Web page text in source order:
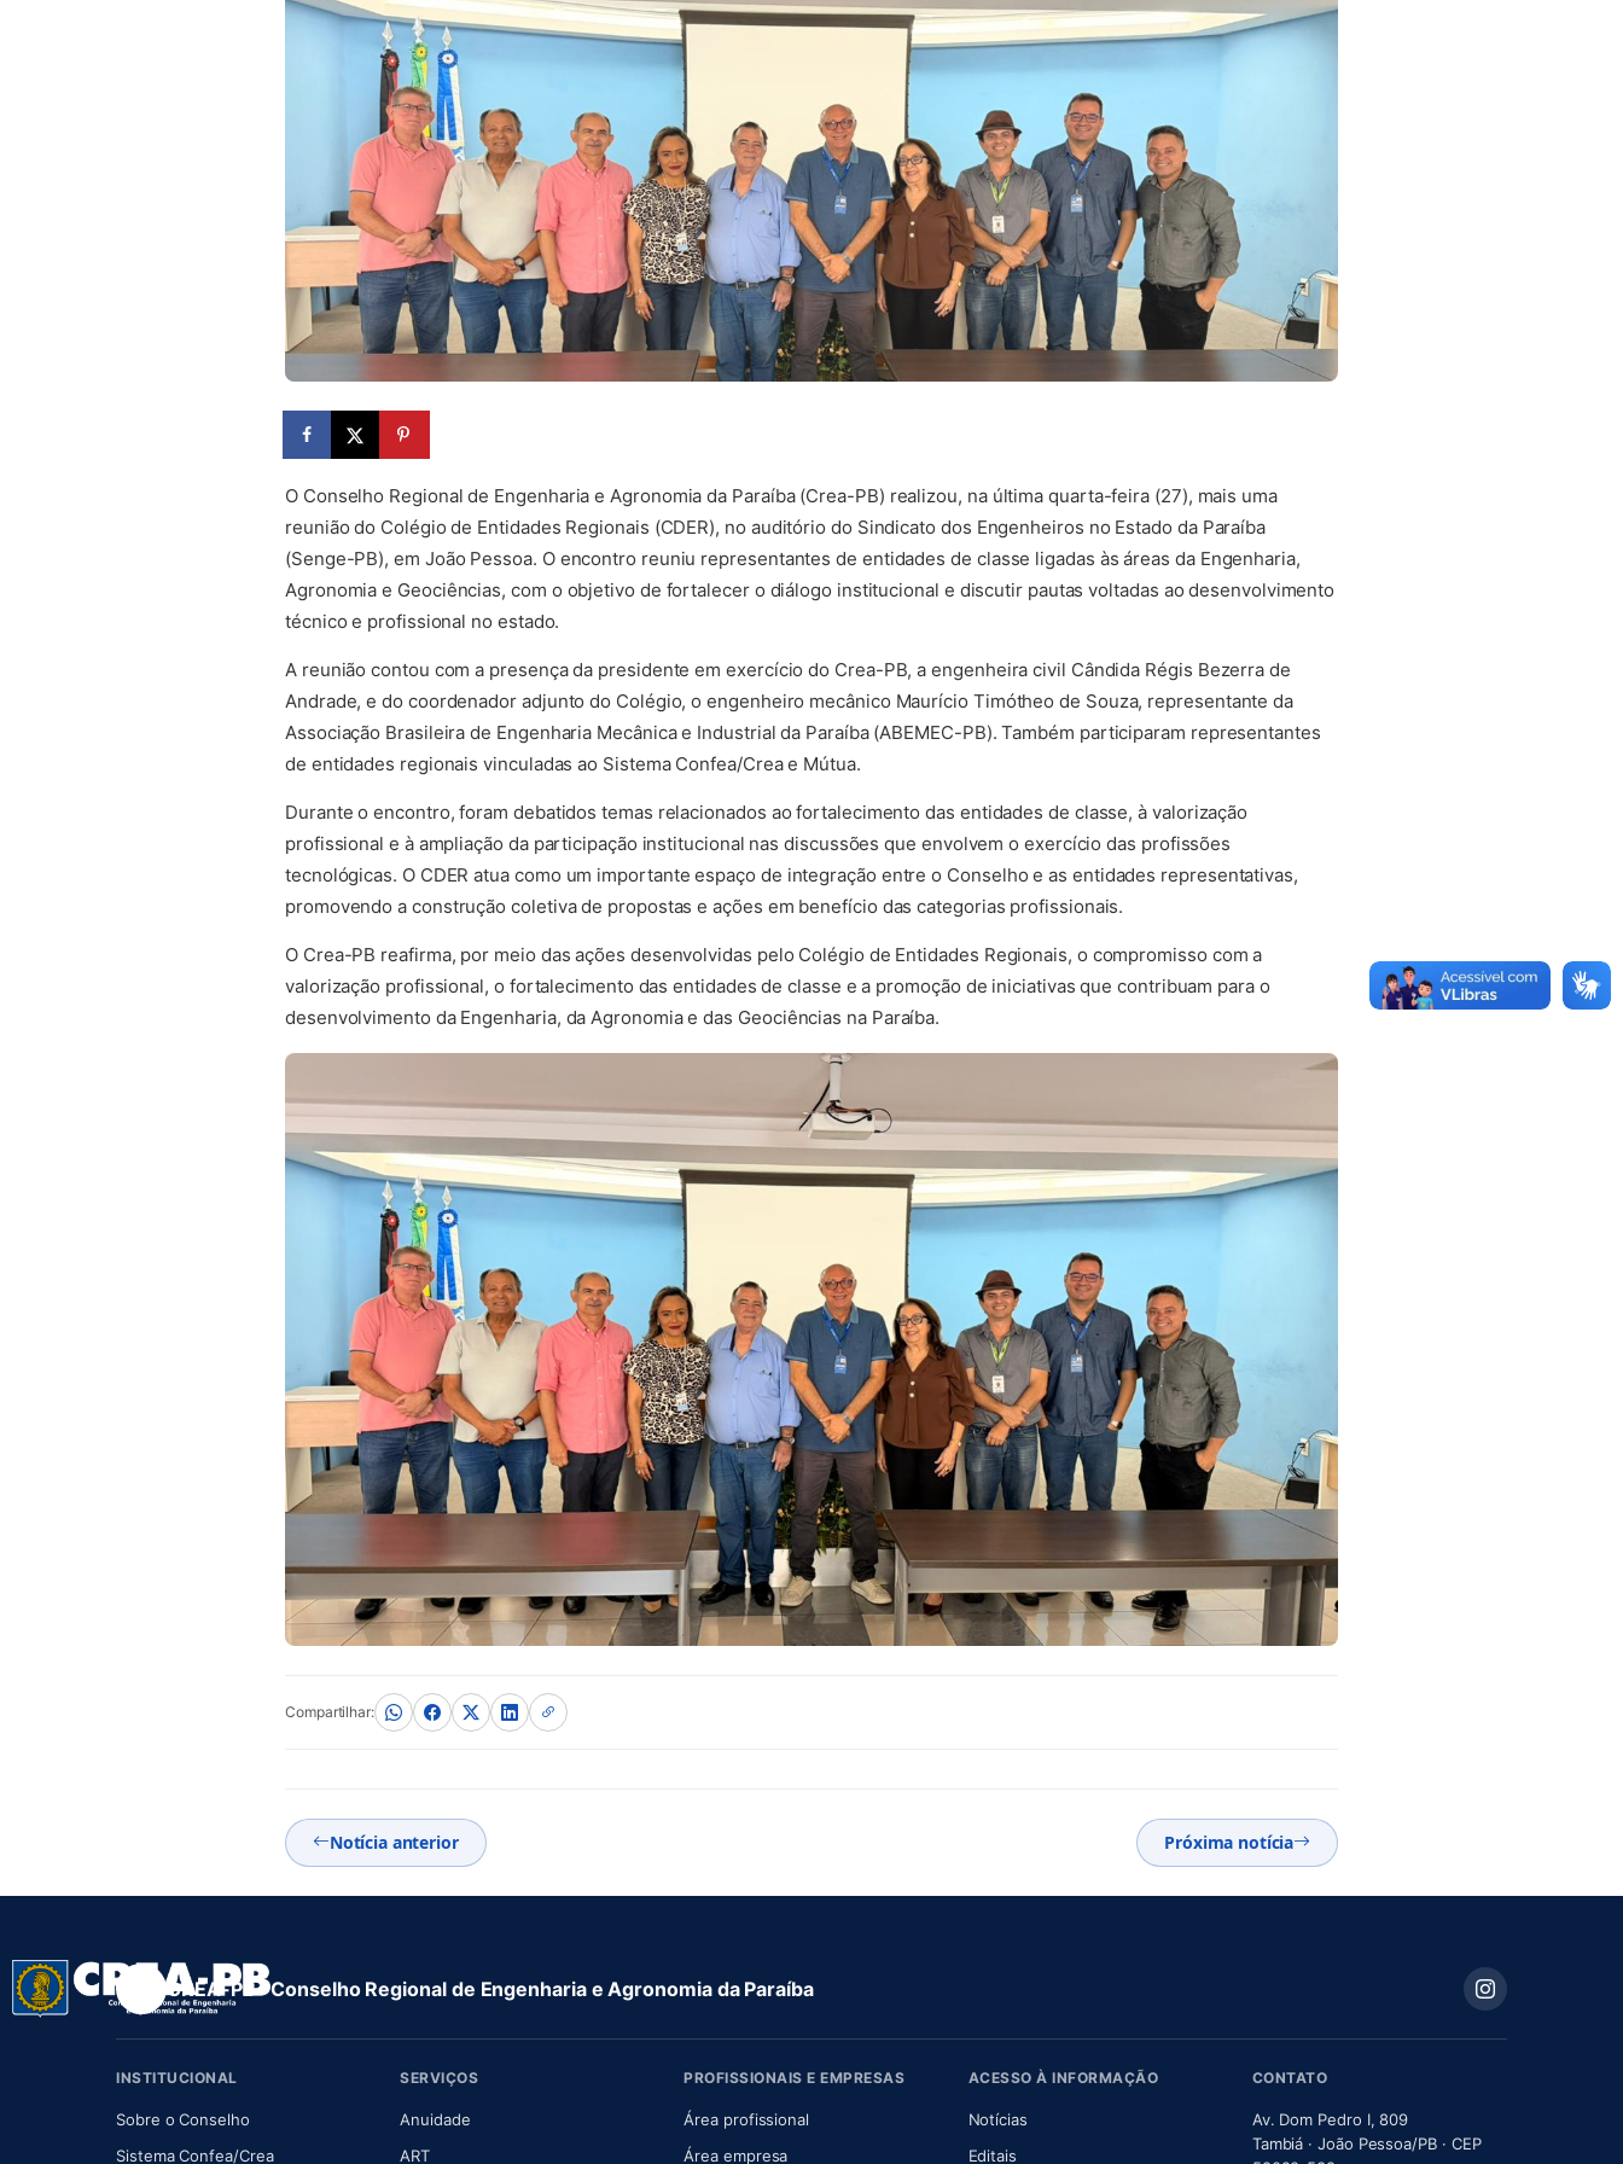
O Conselho Regional de Engenharia e Agronomia da Paraíba (Crea-PB) realizou, na última quarta-feira (27), mais uma
reunião do Colégio de Entidades Regionais (CDER), no auditório do Sindicato dos Engenheiros no Estado da Paraíba
(Senge-PB), em João Pessoa. O encontro reuniu representantes de entidades de classe ligadas às áreas da Engenharia,
Agronomia e Geociências, com o objetivo de fortalecer o diálogo institucional e discutir pautas voltadas ao desenvolvimento
técnico e profissional no estado.
A reunião contou com a presença da presidente em exercício do Crea-PB, a engenheira civil Cândida Régis Bezerra de
Andrade, e do coordenador adjunto do Colégio, o engenheiro mecânico Maurício Timótheo de Souza, representante da
Associação Brasileira de Engenharia Mecânica e Industrial da Paraíba (ABEMEC-PB). Também participaram representantes
de entidades regionais vinculadas ao Sistema Confea/Crea e Mútua.
Durante o encontro, foram debatidos temas relacionados ao fortalecimento das entidades de classe, à valorização
profissional e à ampliação da participação institucional nas discussões que envolvem o exercício das profissões
tecnológicas. O CDER atua como um importante espaço de integração entre o Conselho e as entidades representativas,
promovendo a construção coletiva de propostas e ações em benefício das categorias profissionais.
O Crea-PB reafirma, por meio das ações desenvolvidas pelo Colégio de Entidades Regionais, o compromisso com a
valorização profissional, o fortalecimento das entidades de classe e a promoção de iniciativas que contribuam para o
desenvolvimento da Engenharia, da Agronomia e das Geociências na Paraíba.
Compartilhar:
Notícia anterior Próxima notícia
CREA-PB · Conselho Regional de Engenharia e Agronomia da Paraíba
INSTITUCIONAL
Sobre o Conselho(abre em nova aba)
Sistema Confea/Crea(abre em nova aba)
SERVIÇOS
Anuidade(abre em nova aba)
ART(abre em nova aba)
PROFISSIONAIS E EMPRESAS
Área profissional
Área empresa
ACESSO À INFORMAÇÃO
Notícias
Editais
CONTATO
Av. Dom Pedro I, 809
Tambiá · João Pessoa/PB · CEP